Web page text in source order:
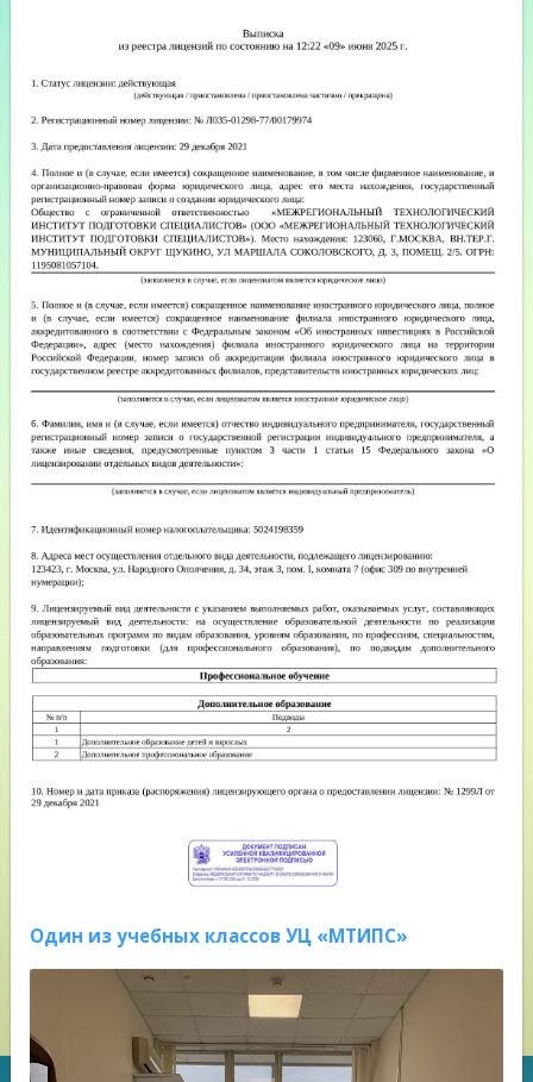
Один из учебных классов УЦ «МТИПС»